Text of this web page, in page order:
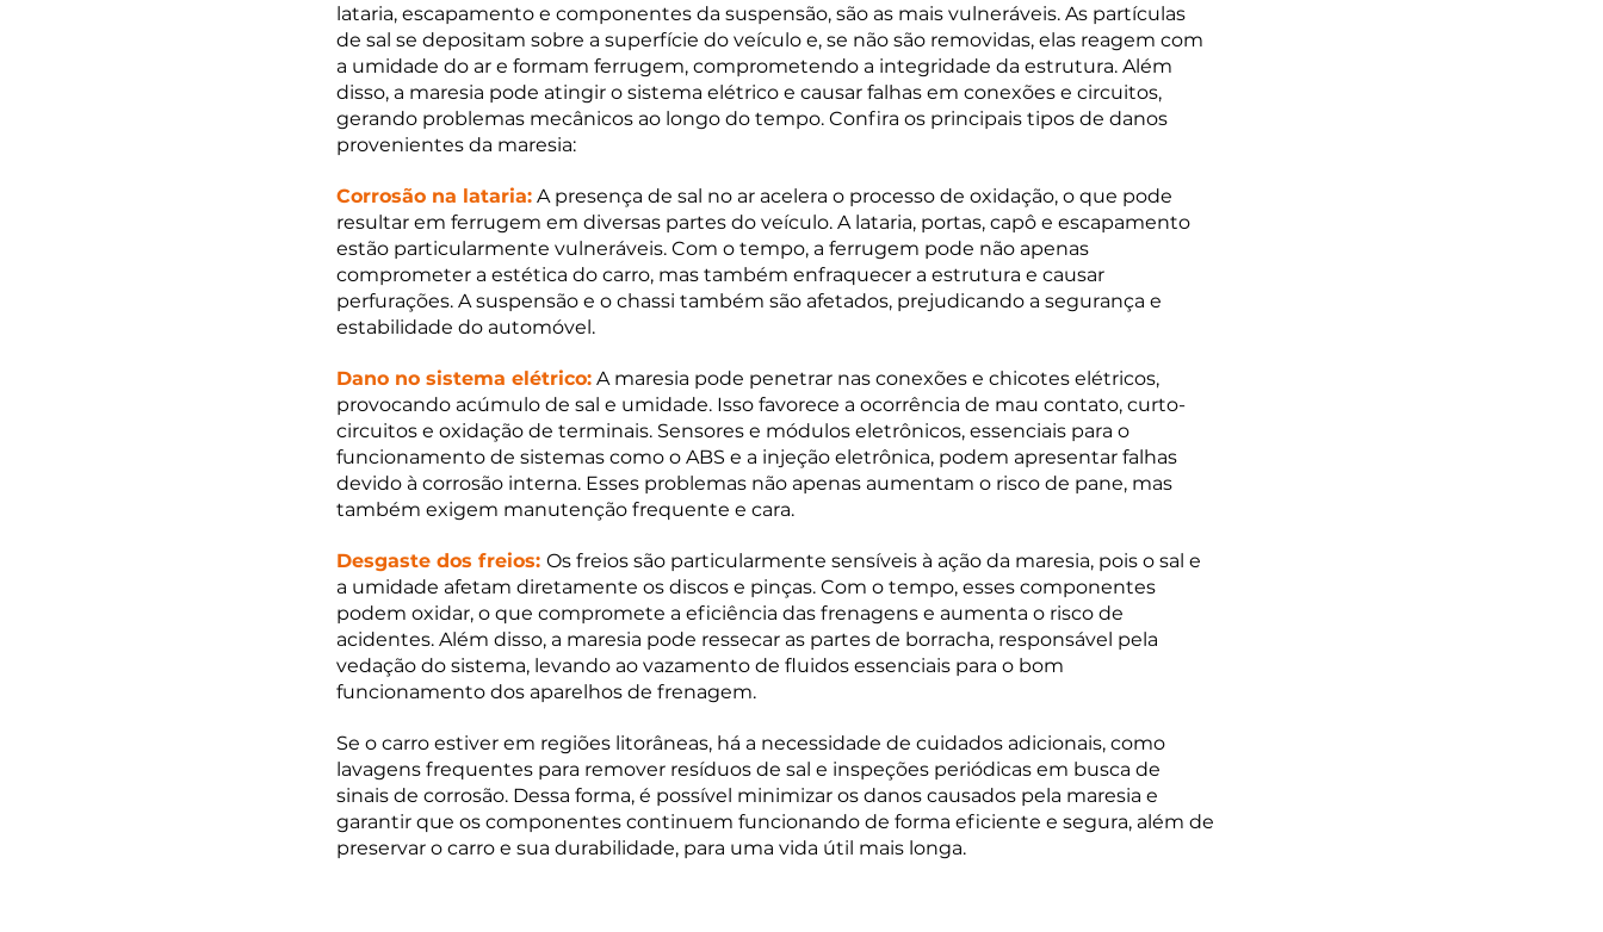
lataria, escapamento e componentes da suspensão, são as mais vulneráveis. As partículas
de sal se depositam sobre a superfície do veículo e, se não são removidas, elas reagem com
a umidade do ar e formam ferrugem, comprometendo a integridade da estrutura. Além
disso, a maresia pode atingir o sistema elétrico e causar falhas em conexões e circuitos,
gerando problemas mecânicos ao longo do tempo. Confira os principais tipos de danos
provenientes da maresia:
Corrosão na lataria: A presença de sal no ar acelera o processo de oxidação, o que pode
resultar em ferrugem em diversas partes do veículo. A lataria, portas, capô e escapamento
estão particularmente vulneráveis. Com o tempo, a ferrugem pode não apenas
comprometer a estética do carro, mas também enfraquecer a estrutura e causar
perfurações. A suspensão e o chassi também são afetados, prejudicando a segurança e
estabilidade do automóvel.
Dano no sistema elétrico: A maresia pode penetrar nas conexões e chicotes elétricos,
provocando acúmulo de sal e umidade. Isso favorece a ocorrência de mau contato, curto-
circuitos e oxidação de terminais. Sensores e módulos eletrônicos, essenciais para o
funcionamento de sistemas como o ABS e a injeção eletrônica, podem apresentar falhas
devido à corrosão interna. Esses problemas não apenas aumentam o risco de pane, mas
também exigem manutenção frequente e cara.
Desgaste dos freios: Os freios são particularmente sensíveis à ação da maresia, pois o sal e
a umidade afetam diretamente os discos e pinças. Com o tempo, esses componentes
podem oxidar, o que compromete a eficiência das frenagens e aumenta o risco de
acidentes. Além disso, a maresia pode ressecar as partes de borracha, responsável pela
vedação do sistema, levando ao vazamento de fluidos essenciais para o bom
funcionamento dos aparelhos de frenagem.
Se o carro estiver em regiões litorâneas, há a necessidade de cuidados adicionais, como
lavagens frequentes para remover resíduos de sal e inspeções periódicas em busca de
sinais de corrosão. Dessa forma, é possível minimizar os danos causados pela maresia e
garantir que os componentes continuem funcionando de forma eficiente e segura, além de
preservar o carro e sua durabilidade, para uma vida útil mais longa.